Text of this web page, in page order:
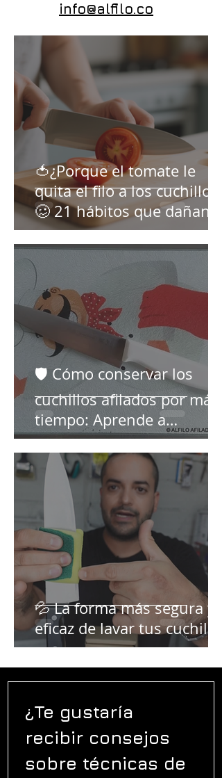
info@alfilo.co
🍅¿Porque el tomate le
quita el filo a los cuchillos?
🥴 21 hábitos que dañan el
filo! 🔪
🛡️ Cómo conservar los
cuchillos afilados por más
tiempo: Aprende a
cuidarlos 🔪
💦 La forma más segura y
eficaz de lavar tus cuchillos
¿Te gustaría
recibir consejos
sobre técnicas de